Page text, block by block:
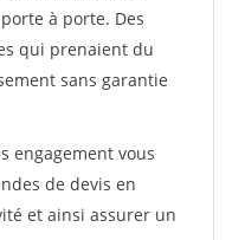
à porte. Des
qui prenaient du
sans garantie
engagement vous
de devis en
et ainsi assurer un